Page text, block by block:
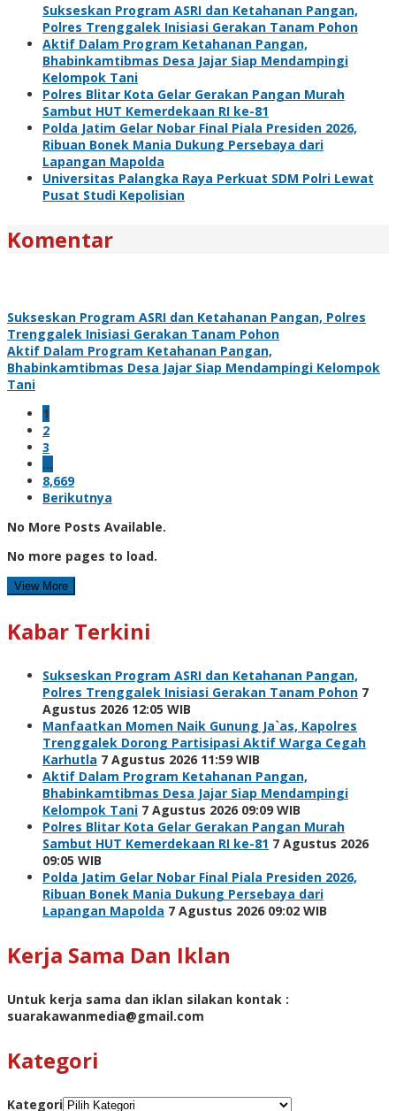
Sukseskan Program ASRI dan Ketahanan Pangan,
Polres Trenggalek Inisiasi Gerakan Tanam Pohon
Aktif Dalam Program Ketahanan Pangan,
Bhabinkamtibmas Desa Jajar Siap Mendampingi
Kelompok Tani
Polres Blitar Kota Gelar Gerakan Pangan Murah
Sambut HUT Kemerdekaan RI ke-81
Polda Jatim Gelar Nobar Final Piala Presiden 2026,
Ribuan Bonek Mania Dukung Persebaya dari
Lapangan Mapolda
Universitas Palangka Raya Perkuat SDM Polri Lewat
Pusat Studi Kepolisian
Komentar
Sukseskan Program ASRI dan Ketahanan Pangan, Polres
Trenggalek Inisiasi Gerakan Tanam Pohon
Aktif Dalam Program Ketahanan Pangan,
Bhabinkamtibmas Desa Jajar Siap Mendampingi Kelompok
Tani
1
2
3
…
8,669
Berikutnya
No More Posts Available.
No more pages to load.
View More
Kabar Terkini
Sukseskan Program ASRI dan Ketahanan Pangan,
Polres Trenggalek Inisiasi Gerakan Tanam Pohon 7
Agustus 2026 12:05 WIB
Manfaatkan Momen Naik Gunung Ja`as, Kapolres
Trenggalek Dorong Partisipasi Aktif Warga Cegah
Karhutla 7 Agustus 2026 11:59 WIB
Aktif Dalam Program Ketahanan Pangan,
Bhabinkamtibmas Desa Jajar Siap Mendampingi
Kelompok Tani 7 Agustus 2026 09:09 WIB
Polres Blitar Kota Gelar Gerakan Pangan Murah
Sambut HUT Kemerdekaan RI ke-81 7 Agustus 2026
09:05 WIB
Polda Jatim Gelar Nobar Final Piala Presiden 2026,
Ribuan Bonek Mania Dukung Persebaya dari
Lapangan Mapolda 7 Agustus 2026 09:02 WIB
Kerja Sama Dan Iklan
Untuk kerja sama dan iklan silakan kontak :
suarakawanmedia@gmail.com
Kategori
Kategori